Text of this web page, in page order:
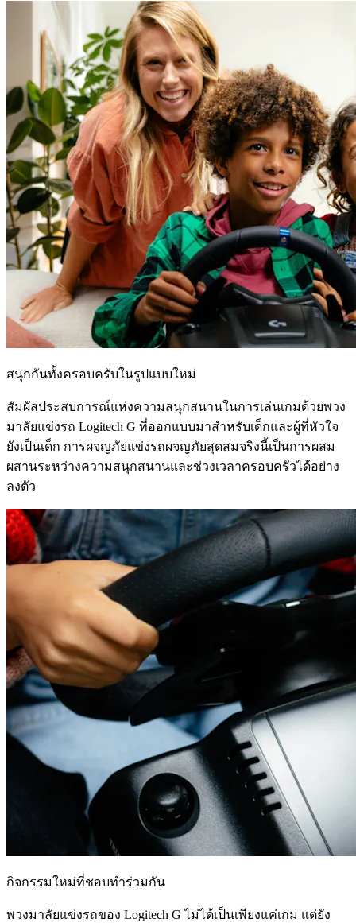
สนุกกันทั้งครอบครับในรูปแบบใหม่
สัมผัสประสบการณ์แห่งความสนุกสนานในการเล่นเกมด้วยพวง
มาลัยแข่งรถ Logitech G ที่ออกแบบมาสำหรับเด็กและผู้ที่หัวใจ
ยังเป็นเด็ก การผจญภัยแข่งรถผจญภัยสุดสมจริงนี้เป็นการผสม
ผสานระหว่างความสนุกสนานและช่วงเวลาครอบครัวได้อย่าง
ลงตัว
กิจกรรมใหม่ที่ชอบทำร่วมกัน
พวงมาลัยแข่งรถของ Logitech G ไม่ได้เป็นเพียงแค่เกม แต่ยัง